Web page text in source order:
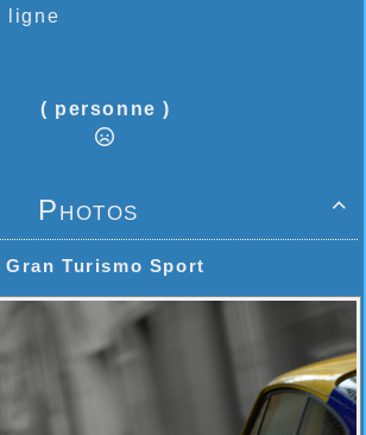
ligne
( personne )

Photos
Gran Turismo Sport